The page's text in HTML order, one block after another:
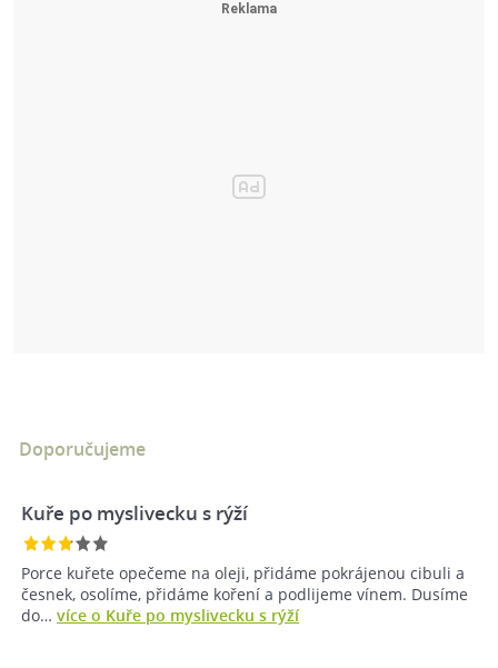
Doporučujeme
Kuře po myslivecku s rýží
Porce kuřete opečeme na oleji, přidáme pokrájenou cibuli a
česnek, osolíme, přidáme koření a podlijeme vínem. Dusíme
do… více o Kuře po myslivecku s rýží